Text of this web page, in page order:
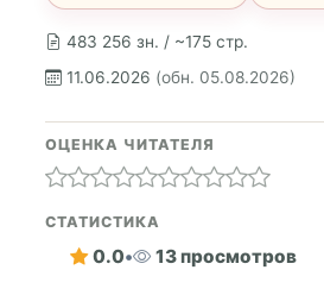
483 256 зн. / ~175 стр.
11.06.2026 (обн. 05.08.2026)
ОЦЕНКА ЧИТАТЕЛЯ
СТАТИСТИКА
0.0• 13 просмотров